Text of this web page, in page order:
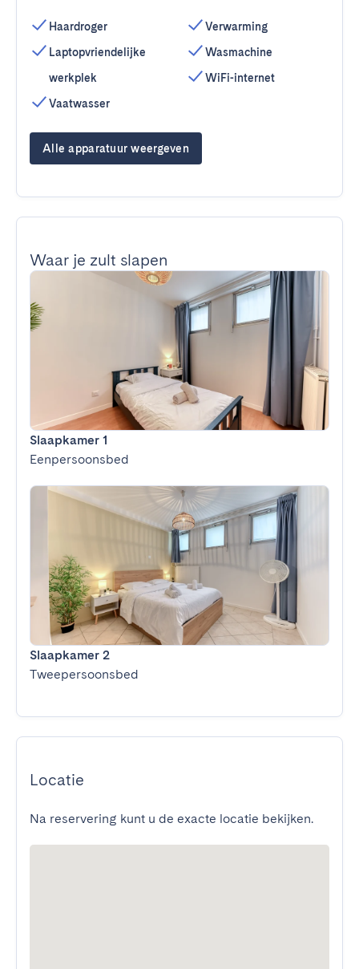
Haardroger
Laptopvriendelijke
werkplek
Vaatwasser
Verwarming
Wasmachine
WiFi-internet
Alle apparatuur weergeven
Waar je zult slapen
Slaapkamer 1
Eenpersoonsbed
Slaapkamer 2
Tweepersoonsbed
Locatie
Na reservering kunt u de exacte locatie bekijken.